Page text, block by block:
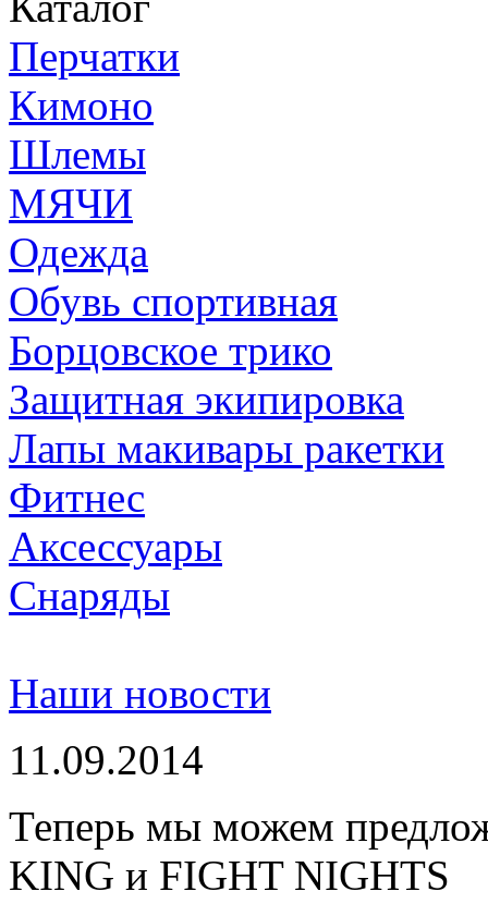
Перчатки
Кимоно
Шлемы
МЯЧИ
Одежда
Обувь спортивная
Борцовское трико
Защитная экипировка
Лапы макивары ракетки
Фитнес
Аксессуары
Снаряды
Наши новости
11.09.2014
Теперь мы можем
KING и FIGHT NIGHTS